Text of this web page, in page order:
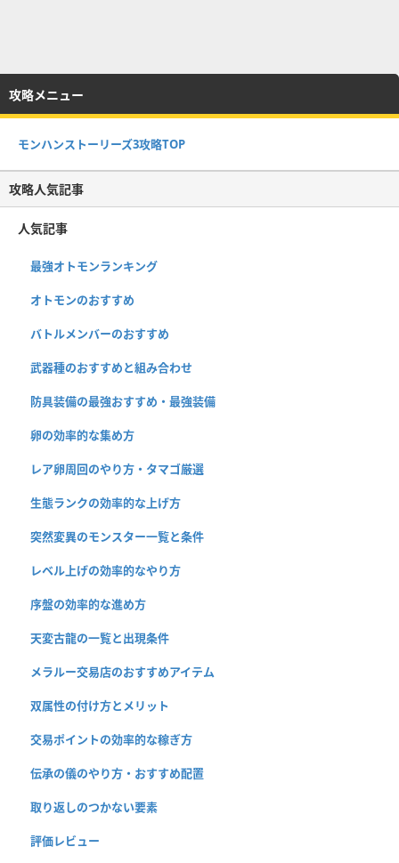
攻略メニュー
モンハンストーリーズ3攻略TOP
攻略人気記事
人気記事
最強オトモンランキング
オトモンのおすすめ
バトルメンバーのおすすめ
武器種のおすすめと組み合わせ
防具装備の最強おすすめ・最強装備
卵の効率的な集め方
レア卵周回のやり方・タマゴ厳選
生態ランクの効率的な上げ方
突然変異のモンスター一覧と条件
レベル上げの効率的なやり方
序盤の効率的な進め方
天変古龍の一覧と出現条件
メラルー交易店のおすすめアイテム
双属性の付け方とメリット
交易ポイントの効率的な稼ぎ方
伝承の儀のやり方・おすすめ配置
取り返しのつかない要素
評価レビュー